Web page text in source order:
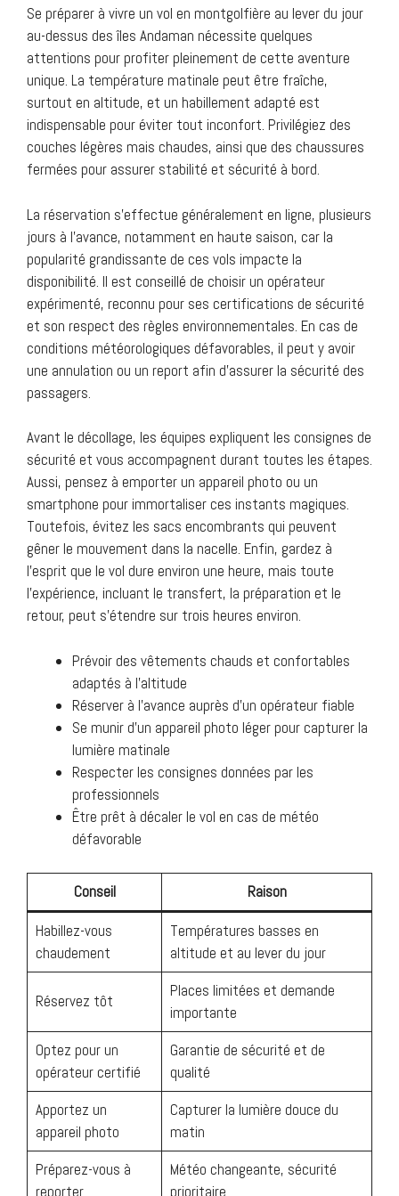
Se préparer à vivre un vol en montgolfière au lever du jour
au-dessus des îles Andaman nécessite quelques
attentions pour profiter pleinement de cette aventure
unique. La température matinale peut être fraîche,
surtout en altitude, et un habillement adapté est
indispensable pour éviter tout inconfort. Privilégiez des
couches légères mais chaudes, ainsi que des chaussures
fermées pour assurer stabilité et sécurité à bord.
La réservation s’effectue généralement en ligne, plusieurs
jours à l’avance, notamment en haute saison, car la
popularité grandissante de ces vols impacte la
disponibilité. Il est conseillé de choisir un opérateur
expérimenté, reconnu pour ses certifications de sécurité
et son respect des règles environnementales. En cas de
conditions météorologiques défavorables, il peut y avoir
une annulation ou un report afin d’assurer la sécurité des
passagers.
Avant le décollage, les équipes expliquent les consignes de
sécurité et vous accompagnent durant toutes les étapes.
Aussi, pensez à emporter un appareil photo ou un
smartphone pour immortaliser ces instants magiques.
Toutefois, évitez les sacs encombrants qui peuvent
gêner le mouvement dans la nacelle. Enfin, gardez à
l’esprit que le vol dure environ une heure, mais toute
l’expérience, incluant le transfert, la préparation et le
retour, peut s’étendre sur trois heures environ.
Prévoir des vêtements chauds et confortables
adaptés à l’altitude
Réserver à l’avance auprès d’un opérateur fiable
Se munir d’un appareil photo léger pour capturer la
lumière matinale
Respecter les consignes données par les
professionnels
Être prêt à décaler le vol en cas de météo
défavorable
Conseil
Raison
Habillez-vous
chaudement
Températures basses en
altitude et au lever du jour
Réservez tôt
Places limitées et demande
importante
Optez pour un
opérateur certifié
Garantie de sécurité et de
qualité
Apportez un
appareil photo
Capturer la lumière douce du
matin
Préparez-vous à
reporter
Météo changeante, sécurité
prioritaire